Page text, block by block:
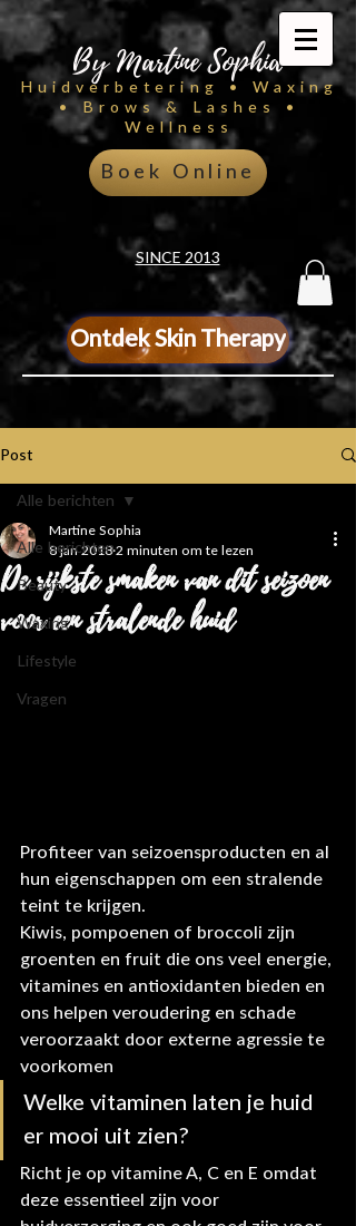
By Martine Sophia
Huidverbetering • Waxing
• Brows & Lashes •
Wellness
Boek Online
SINCE 2013
Ontdek Skin Therapy
Post
Alle berichten
Beauty
Waxing
Lifestyle
Vragen
Alle berichten
De rijkste smaken van dit seizoen
voor een stralende huid
Martine Sophia
8 jan 2018 2 minuten om te lezen
Profiteer van seizoensproducten en al
hun eigenschappen om een stralende
teint te krijgen.
Kiwis, pompoenen of broccoli zijn
groenten en fruit die ons veel energie,
vitamines en antioxidanten bieden en
ons helpen veroudering en schade
veroorzaakt door externe agressie te
voorkomen
Welke vitaminen laten je huid
er mooi uit zien?
Richt je op vitamine A, C en E omdat
deze essentieel zijn voor